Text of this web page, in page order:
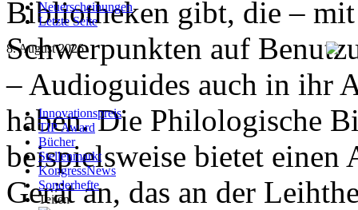
Neuerscheinungen
Letzte Seite
8. August 2026
Innovationspreis
TIP Award
Bücher
Stellenmarkt
KongressNews
Sonderhefte
Teilen
Bibliotheken gibt, die –
Schwerpunkten auf
– Audioguides auch in ihr
haben. Die Philologische
beispielsweise bietet einen
Gerät an, das an der